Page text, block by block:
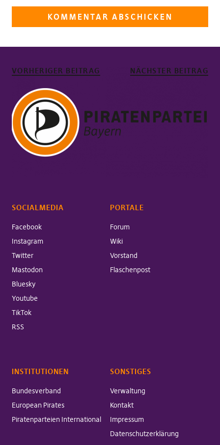
VORHERIGER BEITRAG NÄCHSTER BEITRAG
SOCIALMEDIA
Facebook
Instagram
Twitter
Mastodon
Bluesky
Youtube
TikTok
RSS
PORTALE
Forum
Wiki
Vorstand
Flaschenpost
INSTITUTIONEN
Bundesverband
European Pirates
Piratenparteien International
SONSTIGES
Verwaltung
Kontakt
Impressum
Datenschutzerklärung